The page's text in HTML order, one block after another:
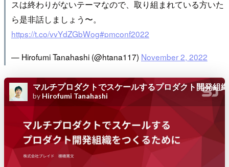
スは終わりがないテーマなので、取り組まれている方いた
ら是非話しましょう〜。
https://t.co/vvYdZGbWog#pmconf2022
— Hirofumi Tanahashi (@htana117) November 2, 2022